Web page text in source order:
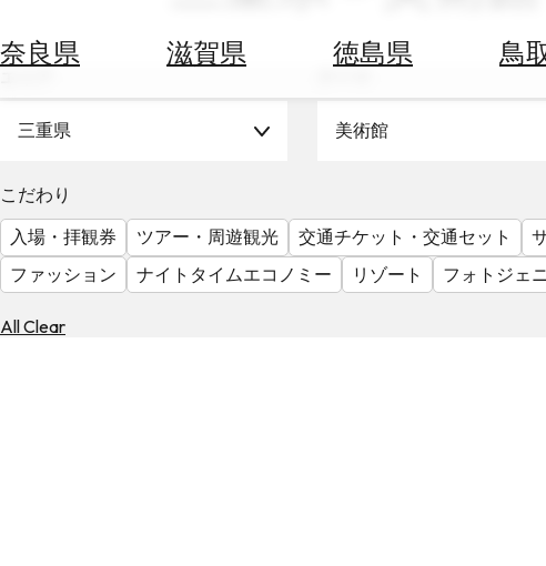
奈良県 滋賀県 徳島県 鳥
ホ
す
替
を
調
べ
天
三重県 美術館
こだわり
入場・拝観券
ツアー・周遊観光 交通チケット・交通セット
ファッション
ナイトタイムエコノミー リゾート フォトジェ
All Clear